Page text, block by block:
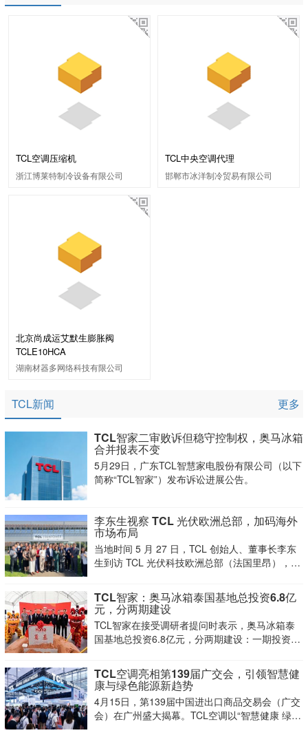
TCL空调压缩机
浙江博莱特制冷设备有限公司
TCL中央空调代理
邯郸市冰洋制冷贸易有限公司
北京尚成运艾默生膨胀阀
TCLE10HCA
湖南材器多网络科技有限公司
TCL新闻 更多
TCL智家二审败诉但稳守控制权，奥马冰箱
合并报表不变
5月29日，广东TCL智慧家电股份有限公司（以下
简称“TCL智家”）发布诉讼进展公告。​
李东生视察 TCL 光伏欧洲总部，加码海外
市场布局
当地时间 5 月 27 日，TCL 创始人、董事长李东
生到访 TCL 光伏科技欧洲总部（法国里昂），调
TCL智家：奥马冰箱泰国基地总投资6.8亿
元，分两期建设
TCL智家在接受调研者提问时表示，奥马冰箱泰
国基地总投资6.8亿元，分两期建设：一期投资
投产；二期投资6亿元
TCL空调亮相第139届广交会，引领智慧健
康与绿色能源新趋势
4月15日，第139届中国进出口商品交易会（广交
会）在广州盛大揭幕。TCL空调以“智慧健康 绿色